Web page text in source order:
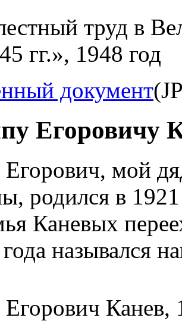
труд в
гг.», 1948 год
документ
Егоровичу
мой
родился в
Каневых
назывался
Канев,